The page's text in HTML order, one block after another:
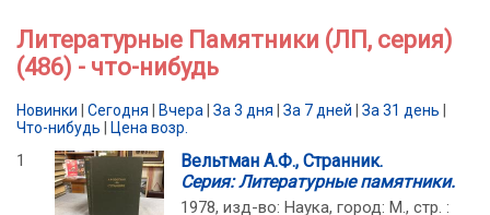
Литературные Памятники (ЛП, серия)
(486) - что-нибудь
Новинки Сегодня Вчера За 3 дня За 7 дней За 31 день
Что-нибудь
Цена возр.
1
Вельтман А.Ф., Странник.
Серия: Литературные памятники.
1978, изд-во: Наука, город: М., стр. :